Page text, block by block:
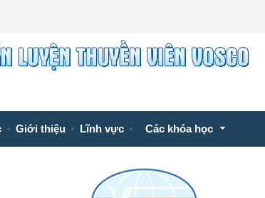
Giới thiệu Lĩnh vực Các khóa học